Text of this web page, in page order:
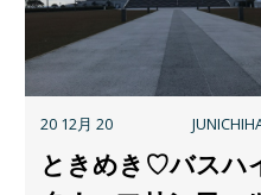
20 12月 20
ときめき♡バスハ